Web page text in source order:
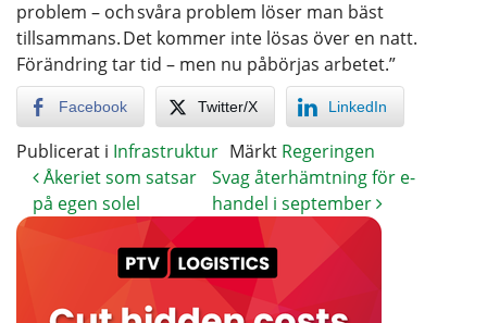
problem – och svåra problem löser man bäst
tillsammans. Det kommer inte lösas över en natt.
Förändring tar tid – men nu påbörjas arbetet.”
Facebook Twitter/X LinkedIn
Publicerat i Infrastruktur Märkt Regeringen
Åkeriet som satsar
på egen solel
Svag återhämtning för e-
handel i september